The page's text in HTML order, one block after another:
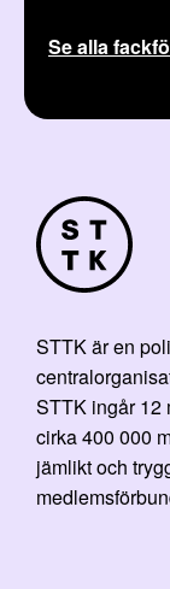
Se alla
STTK är en
STTK ingår 12
cirka 400 000
jämlikt och